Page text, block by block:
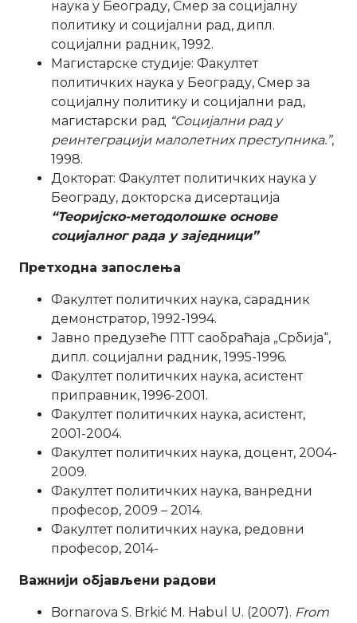
наука у Београду, Смер за социјалну
политику и социјални рад, дипл.
социјални радник, 1992.
Магистарске студије: Факултет
политичких наука у Београду, Смер за
социјалну политику и социјални рад,
магистарски рад “Социјални рад у
реинтеграцији малолетних преступника.”,
1998.
Докторат: Факултет политичких наука у
Београду, докторска дисертација
“Теоријско-методолошке основе
социјалног рада у заједници”
Претходна запослења
Факултет политичких наука, сарадник
демонстратор, 1992-1994.
Јавно предузеће ПТТ саобраћаја „Србија“,
дипл. социјални радник, 1995-1996.
Факултет политичких наука, асистент
приправник, 1996-2001.
Факултет политичких наука, асистент,
2001-2004.
Факултет политичких наука, доцент, 2004-
2009.
Факултет политичких наука, ванредни
професор, 2009 – 2014.
Факултет политичких наука, редовни
професор, 2014-
Важнији објављени радови
Bornarova S. Brkić M. Habul U. (2007). From